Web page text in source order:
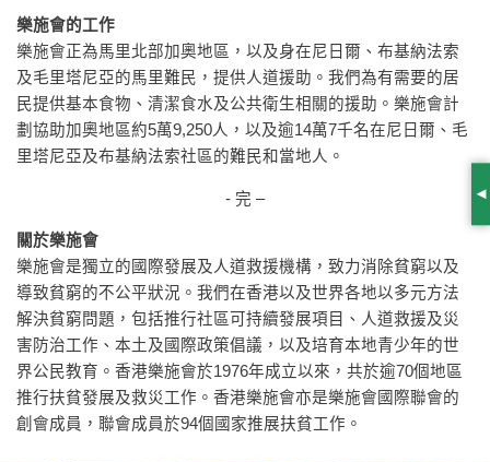
樂施會的工作
樂施會正為馬里北部加奧地區，以及身在尼日爾、布基納法索
及毛里塔尼亞的馬里難民，提供人道援助。我們為有需要的居
民提供基本食物、清潔食水及公共衛生相關的援助。樂施會計
劃協助加奧地區約5萬9,250人，以及逾14萬7千名在尼日爾、毛
里塔尼亞及布基納法索社區的難民和當地人。
- 完 –
關於樂施會
樂施會是獨立的國際發展及人道救援機構，致力消除貧窮以及
導致貧窮的不公平狀況。我們在香港以及世界各地以多元方法
解決貧窮問題，包括推行社區可持續發展項目、人道救援及災
害防治工作、本土及國際政策倡議，以及培育本地青少年的世
界公民教育。香港樂施會於1976年成立以來，共於逾70個地區
推行扶貧發展及救災工作。香港樂施會亦是樂施會國際聯會的
創會成員，聯會成員於94個國家推展扶貧工作。